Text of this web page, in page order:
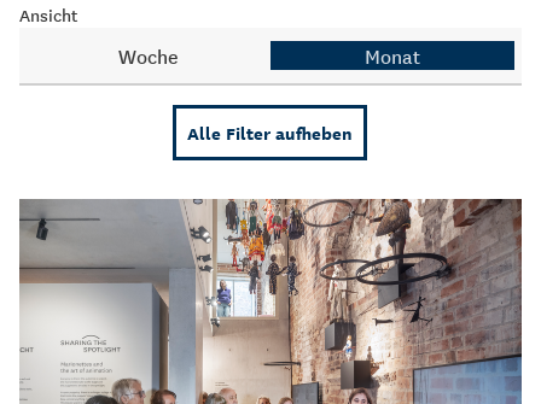
Ansicht
Woche Monat
Alle Filter aufheben